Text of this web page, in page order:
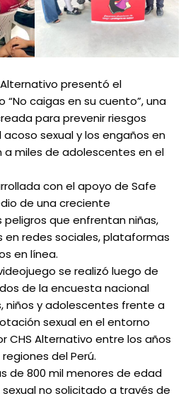
presentó el
caigas en su cuento”, una
para prevenir riesgos
sexual y los engaños en
miles de adolescentes en el
con el apoyo de Safe
de una creciente
que enfrentan niñas,
en redes sociales, plataformas
en línea.
se realizó luego de
de la encuesta nacional
niños y adolescentes frente a
sexual en el entorno
CHS Alternativo entre los años
del Perú.
de 800 mil menores de edad
no solicitado a través de